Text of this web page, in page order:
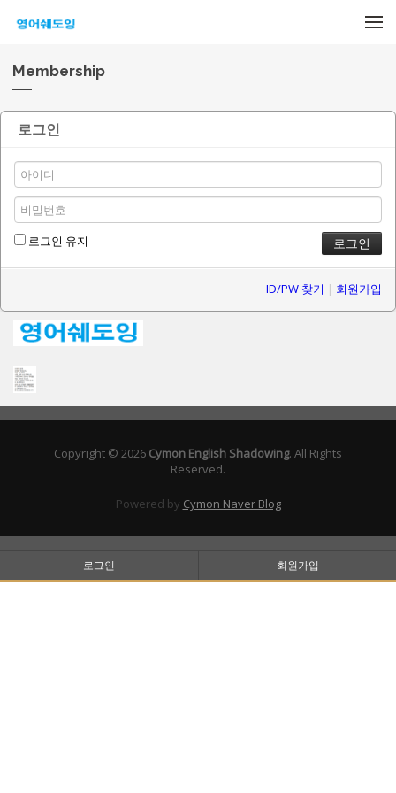
Membership
로그인
로그인 유지
ID/PW 찾기 | 회원가입
Copyright © 2026 Cymon English Shadowing. All Rights
Reserved.
Powered by Cymon Naver Blog
로그인 회원가입